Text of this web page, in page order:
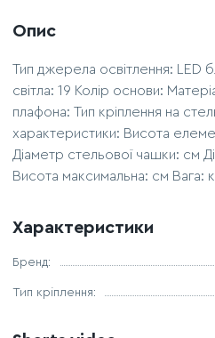
Опис
Тип джерела освітлення: LED
світла: 19 Колір основи:
плафона: Тип кріплення на
характеристики: Висота
Діаметр стельової чашки: см
Висота максимальна: см Вага:
Характеристики
Бренд:
Тип кріплення: